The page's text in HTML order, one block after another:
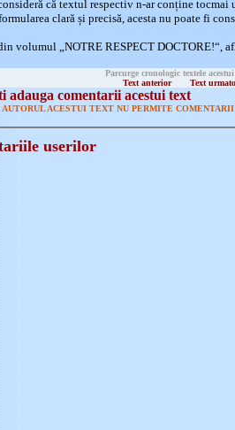
că textul respectiv n-ar conține tocmai
clară și precisă, acesta nu poate fi
volumul „NOTRE RESPECT DOCTORE!“,
Parcurge cronologic textele
Text anterior
Text
adauga comentarii acestui text
AUTORUL ACESTUI TEXT NU PERMITE
userilor